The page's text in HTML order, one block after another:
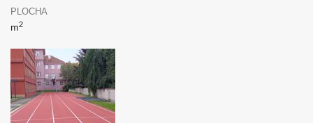
PLOCHA
m2